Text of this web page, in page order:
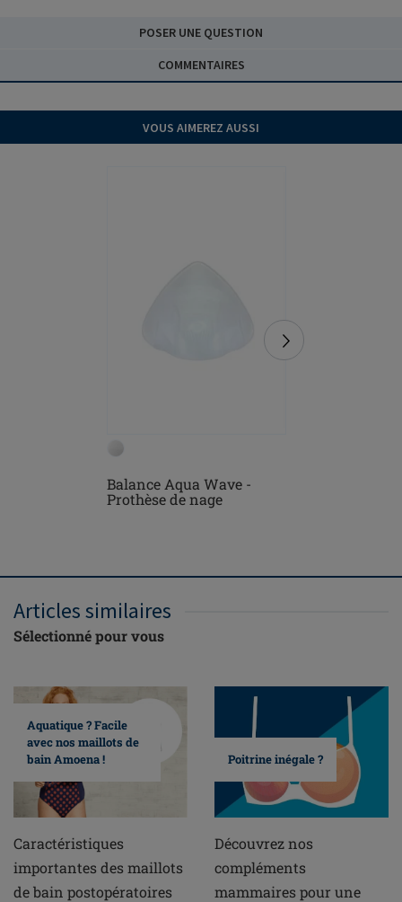
inspirantes et mises à
jour sur nos produits
innovants adaptés à vos
POSER UNE QUESTION
COMMENTAIRES
VOUS AIMEREZ AUSSI
Balance Aqua Wave -
Prothèse de nage
Articles similaires
Sélectionné pour vous
Aquatique ? Facile
avec nos maillots de
bain Amoena !
Caractéristiques
importantes des maillots
de bain postopératoires
Poitrine inégale ?
Découvrez nos
compléments
mammaires pour une